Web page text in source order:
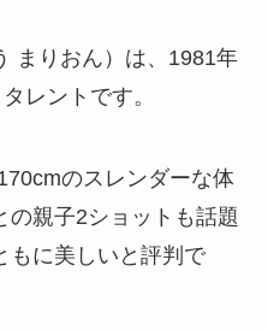
まりおん）は、1981年
レントです。
のスレンダーな体
の親子2ショットも話題
もに美しいと評判で